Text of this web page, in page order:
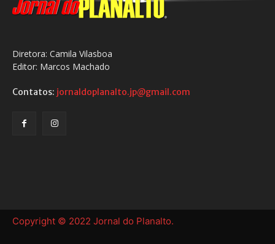
Diretora: Camila Vilasboa
Editor: Marcos Machado
Contatos: jornaldoplanalto.jp@gmail.com
Copyright © 2022 Jornal do Planalto.